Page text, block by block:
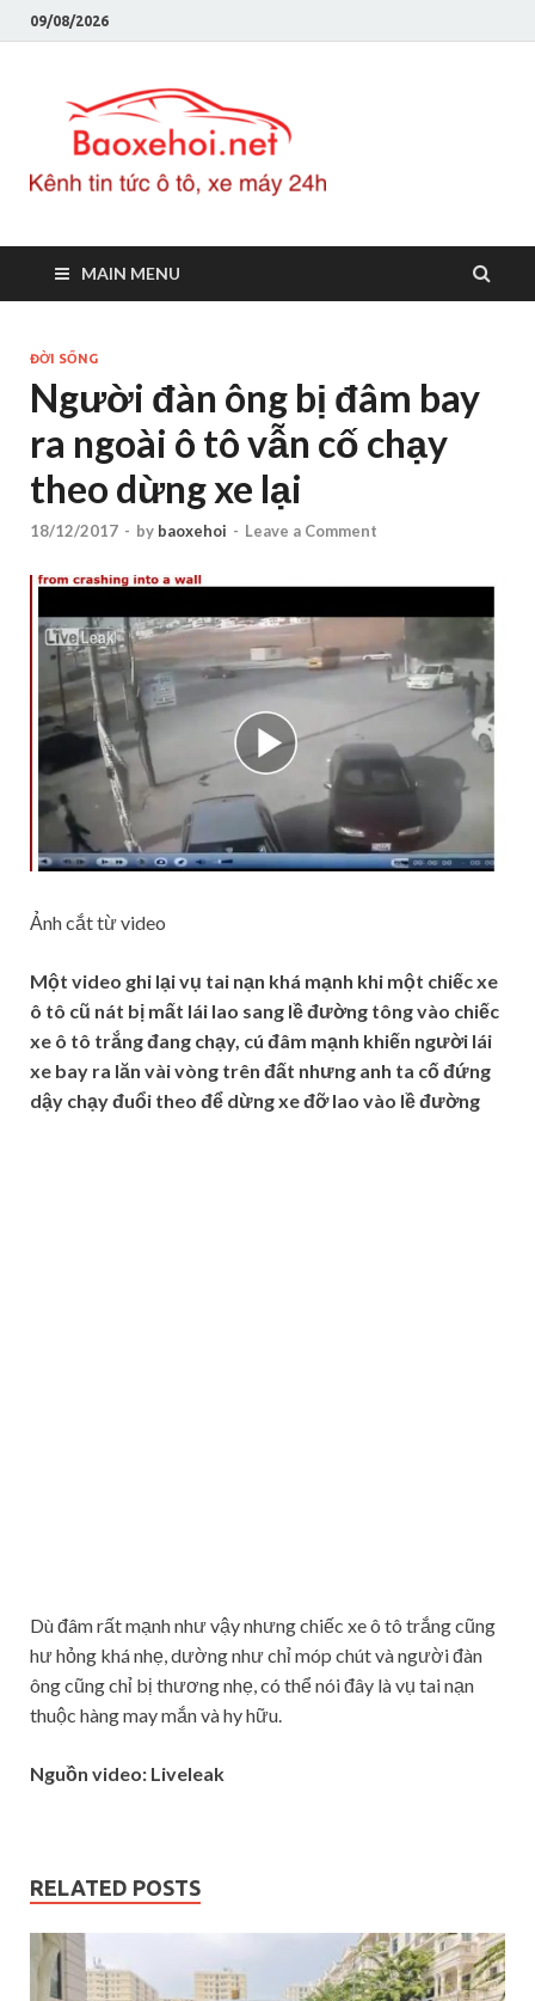
09/08/2026
MAIN MENU
ĐỜI SỐNG
Người đàn ông bị đâm bay
ra ngoài ô tô vẫn cố chạy
theo dừng xe lại
18/12/2017 - by baoxehoi - Leave a Comment
Ảnh cắt từ video
Một video ghi lại vụ tai nạn khá mạnh khi một chiếc xe
ô tô cũ nát bị mất lái lao sang lề đường tông vào chiếc
xe ô tô trắng đang chạy, cú đâm mạnh khiến người lái
xe bay ra lăn vài vòng trên đất nhưng anh ta cố đứng
dậy chạy đuổi theo để dừng xe đỡ lao vào lề đường
Dù đâm rất mạnh như vậy nhưng chiếc xe ô tô trắng cũng
hư hỏng khá nhẹ, dường như chỉ móp chút và người đàn
ông cũng chỉ bị thương nhẹ, có thể nói đây là vụ tai nạn
thuộc hàng may mắn và hy hữu.
Nguồn video: Liveleak
RELATED POSTS